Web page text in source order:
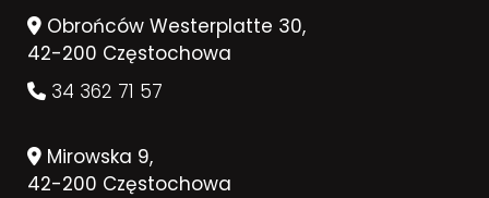
Obrońców Westerplatte 30,
42-200 Częstochowa
34 362 71 57
Mirowska 9,
42-200 Częstochowa